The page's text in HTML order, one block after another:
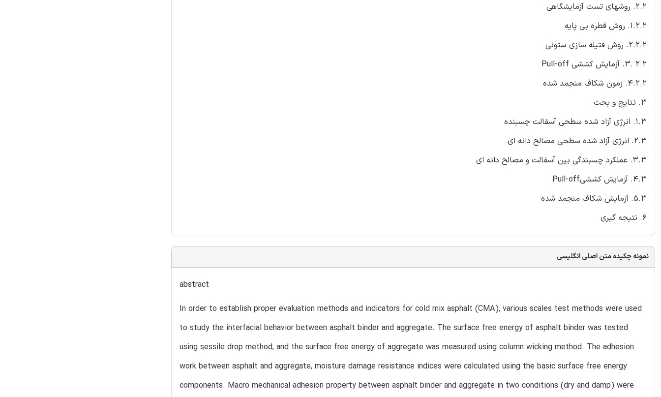
2.2. روشهای تست آزمایشگاهی
1.2.2. روش قطره بی پایه
2.2.2. روش فتیله سازی ستونی
2.2 .3. آزمایش کششی Pull-off
4.2.2. زمون شکاف منجمد شده
3. نتایج و بحث
1.3. انرژی آزاد شده سطحی آسفالت چسبنده
2.3. انرژی آزاد شده سطحی مصالح دانه ای
3.3. عملکرد چسبندگی بین آسفالت و مصالح دانه ای
4.3. آزمایش کششیPull-off
5.3. آزمایش شکاف منجمد شده
6. نتیجه گیری
نمونه چکیده متن اصلی انگلیسی
abstract
In order to establish proper evaluation methods and indicators for cold mix asphalt (CMA), various scales test methods were used
to study the interfacial behavior between asphalt binder and aggregate. The surface free energy of asphalt binder was tested
using sessile drop method, and the surface free energy of aggregate was measured using column wicking method. The adhesion
work between asphalt and aggregate, moisture damage resistance indices were calculated using the basic surface free energy
components. Macro mechanical adhesion property between asphalt binder and aggregate in two conditions (dry and damp) were